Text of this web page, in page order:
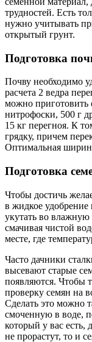
трудностей. Есть
нужно учитывать
открытый грунт.
Подготовка
Почву необходимо
расчета 2 ведра
можно приготовить
нитрофоски, 500 г
15 кг перегноя. К
грядку, причем
Оптимальная
Подготовка
Чтобы достичь
в жидкое
укутать во
смачивая чистой
месте, где
Часто дачники
высевают старые
появляются. Чтобы
проверку семян на
Сделать это можно
смоченную в воде,
который у вас есть,
не прорастут, то и